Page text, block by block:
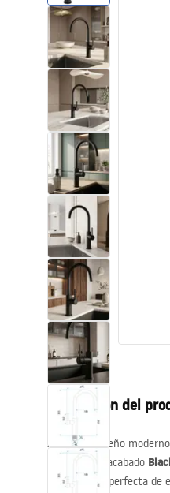
Platos de ducha
Drenajes lineales
Inodoro, Bidé
Lavabos
Bañeras y
Grifería
Ducha
Accesorios de
Descripción del
Aprecie el diseño
un elegante acabado
combinación perfecta